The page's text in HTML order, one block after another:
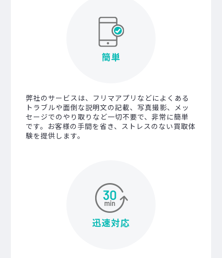
簡単
弊社のサービスは、フリマアプリなどによくある
トラブルや面倒な説明文の記載、写真撮影、メッ
セージでのやり取りなど一切不要で、非常に簡単
です。お客様の手間を省き、ストレスのない買取体
験を提供します。
迅速対応